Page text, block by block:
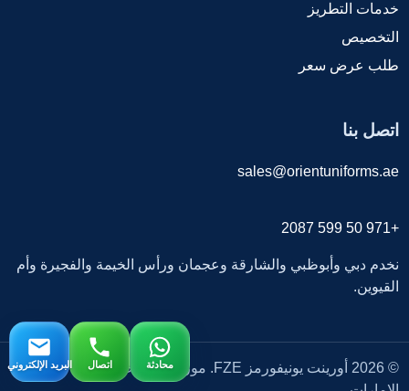
خدمات التطريز
التخصيص
طلب عرض سعر
اتصل بنا
sales@orientuniforms.ae
+971 50 599 2087
نخدم دبي وأبوظبي والشارقة وعجمان ورأس الخيمة والفجيرة وأم
القيوين.
© 2026 أورينت يونيفورمز FZE. مورد زي موحد بالجملة في
محادثة اتصال البريد الإلكتروني